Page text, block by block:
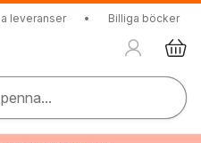
leveranser • Billiga böcker